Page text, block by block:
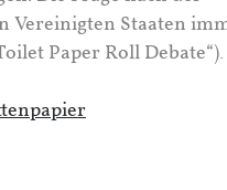
Vereinigten Staaten
Paper Roll Debate“).